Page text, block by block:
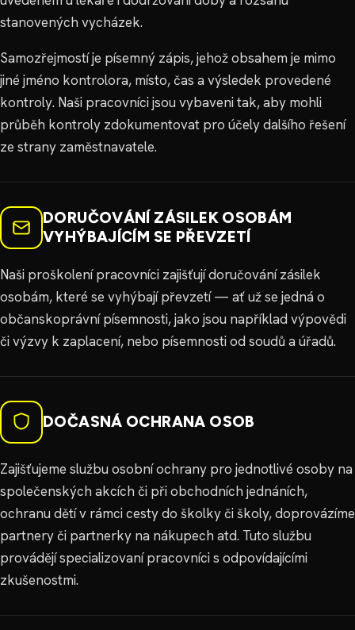
stanovených vycházek.
Samozřejmostí je písemný zápis, jehož obsahem je mimo
jiné jméno kontrolora, místo, čas a výsledek provedené
kontroly. Naši pracovníci jsou vybaveni tak, aby mohli
průběh kontroly zdokumentovat pro účely dalšího řešení
ze strany zaměstnavatele.
DORUČOVÁNÍ ZÁSILEK OSOBÁM
VYHÝBAJÍCÍM SE PŘEVZETÍ
Naši proškolení pracovníci zajišťují doručování zásilek
osobám, které se vyhýbají převzetí — ať už se jedná o
občanskoprávní písemnosti, jako jsou například výpovědi
či výzvy k zaplacení, nebo písemnosti od soudů a úřadů.
DOČASNÁ OCHRANA OSOB
Zajišťujeme službu osobní ochrany pro jednotlivé osoby na
společenských akcích či při obchodních jednáních,
ochranu dětí v rámci cesty do školky či školy, doprovázíme
partnery či partnerky na nákupech atd. Tuto službu
provádějí specializovaní pracovníci s odpovídajícími
zkušenostmi.